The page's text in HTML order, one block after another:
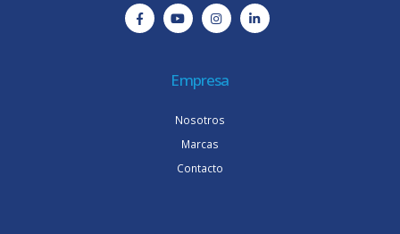
Empresa
Nosotros
Marcas
Contacto